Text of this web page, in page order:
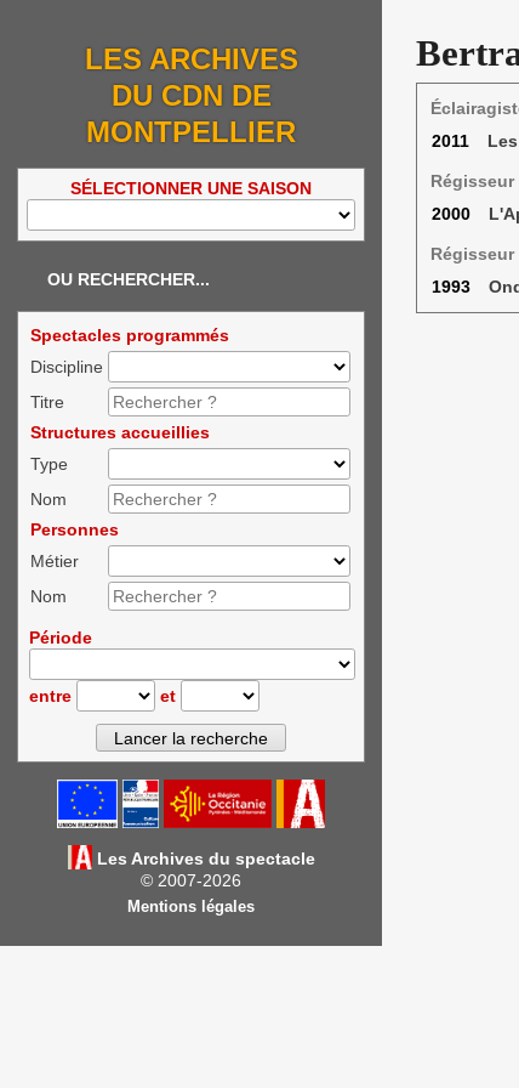
LES ARCHIVES
DU CDN DE
MONTPELLIER
SÉLECTIONNER UNE SAISON
OU RECHERCHER...
Spectacles programmés
Discipline
Titre
Structures accueillies
Type
Nom
Personnes
Métier
Nom
Période
entre et
Les Archives du spectacle
© 2007-2026
Mentions légales
2011
Régisseur
2000
Régisseur
1993